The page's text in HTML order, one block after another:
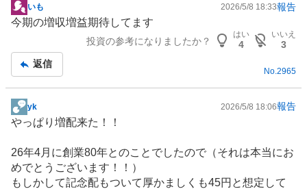
掲
示
事
いも 2026/5/8 18:33報告
今期の増収増益期待してます
投資の参考になりましたか？
はい
4
いいえ
3
返信
No.2965
掲
示
記
事
yk 2026/5/8 18:06報告
やっぱり増配来た！！
26年4月に創業80年とのことでしたので（それは本当にお
めでとうございます！！）
もしかして記念配もついて厚かましくも45円と想定して